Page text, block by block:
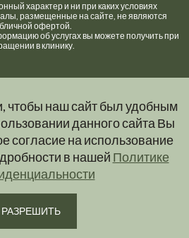
чтобы наш сайт был удобным
данного сайта Вы
согласие на использование
в нашей Политике
РАЗРЕШИТЬ
характер и ни при каких условиях
размещенные на сайте, не являются
офертой.
об услугах вы можете получить при
в клинику.